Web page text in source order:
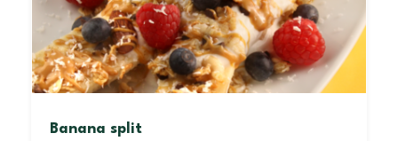
Banana split